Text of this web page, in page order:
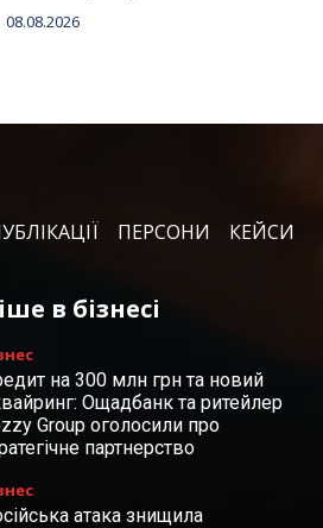
08.08.2026
ПЕРСОНИ КЕЙСИ
в бізнесі
на 300 млн грн та новий
Ощадбанк та ритейлер
Group оголосили про
партнерство
атака знищила